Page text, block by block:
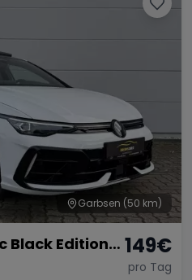
Garbsen (50 km)
Black Edition
149€
pro Tag